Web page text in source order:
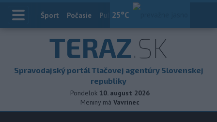
25°C
Index
Šport Počasie Publicistika
TERAZ.SK
Spravodajský portál Tlačovej agentúry Slovenskej
republiky
Pondelok 10. august 2026
Meniny má Vavrinec